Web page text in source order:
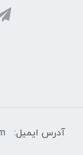
آدرس ایمیل: